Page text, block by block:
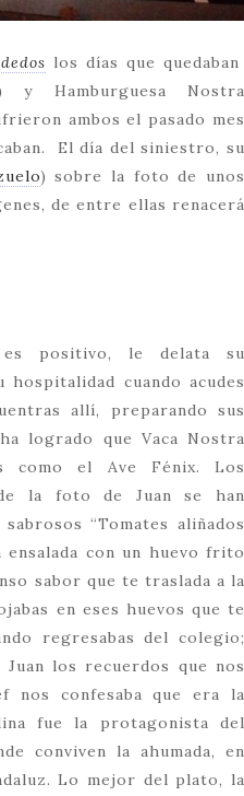
los días que quedaban
y Hamburguesa Nostra
ambos el pasado mes
El día del siniestro, su
) sobre la foto de unos
de entre ellas renacerá
positivo, le delata su
cuando acudes
allí, preparando sus
logrado que Vaca Nostra
como el Ave Fénix. Los
la foto de Juan se han
“Tomates aliñados
con un huevo frito
sabor que te traslada a la
en eses huevos que te
regresabas del colegio;
los recuerdos que nos
nos confesaba que era la
fue la protagonista del
conviven la ahumada, en
Lo mejor del plato, la